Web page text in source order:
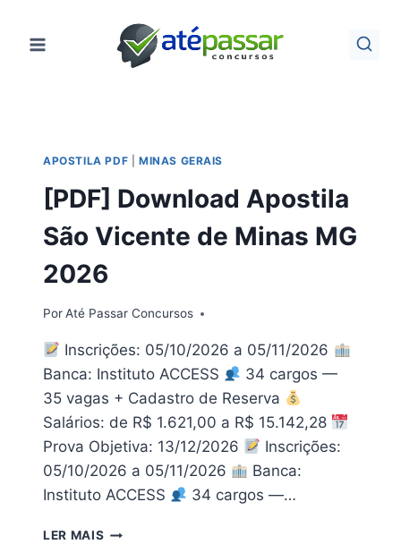
para
APOSTILA PDF MINAS GERAIS
[PDF] Download Apostila
São Vicente de Minas MG
2026
PorAté Passar Concursos
Inscrições: 05/10/2026 a 05/11/2026
Banca: Instituto ACCESS
34 cargos —
35 vagas + Cadastro de Reserva
Salários: de R$ 1.621,00 a R$ 15.142,28
Prova Objetiva: 13/12/2026
Inscrições:
05/10/2026 a 05/11/2026
Banca:
Instituto ACCESS
34 cargos —…
LER MAIS [PDF]